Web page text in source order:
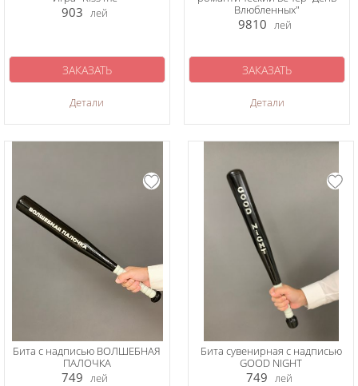
903 лей
Детали
ЗАКАЗАТЬ
Влюбленных"
9810 лей
Детали
ЗАКАЗАТЬ
Бита с надписью ВОЛШЕБНАЯ
ПАЛОЧКА
749 лей
Бита сувенирная с надписью
GOOD NIGHT
749 лей